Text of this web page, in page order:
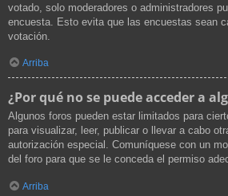
votado, solo moderadores o administradores
encuesta. Esto evita que las encuestas sean
votación.
Arriba
¿Por qué no se puede acceder a
Algunos foros pueden estar limitados para
para visualizar, leer, publicar o llevar a cabo
autorización especial. Comuníquese con un
del foro para que se le conceda el permiso
Arriba